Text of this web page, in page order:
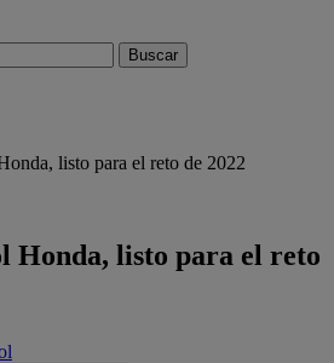
listo para el reto de 2022
Honda, listo para el reto